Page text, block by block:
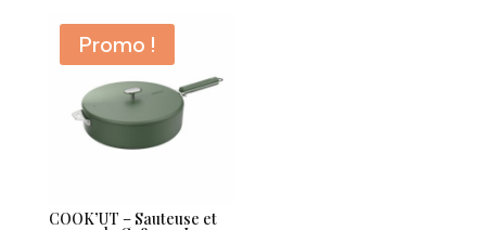
Promo !
COOK’UT – Sauteuse et